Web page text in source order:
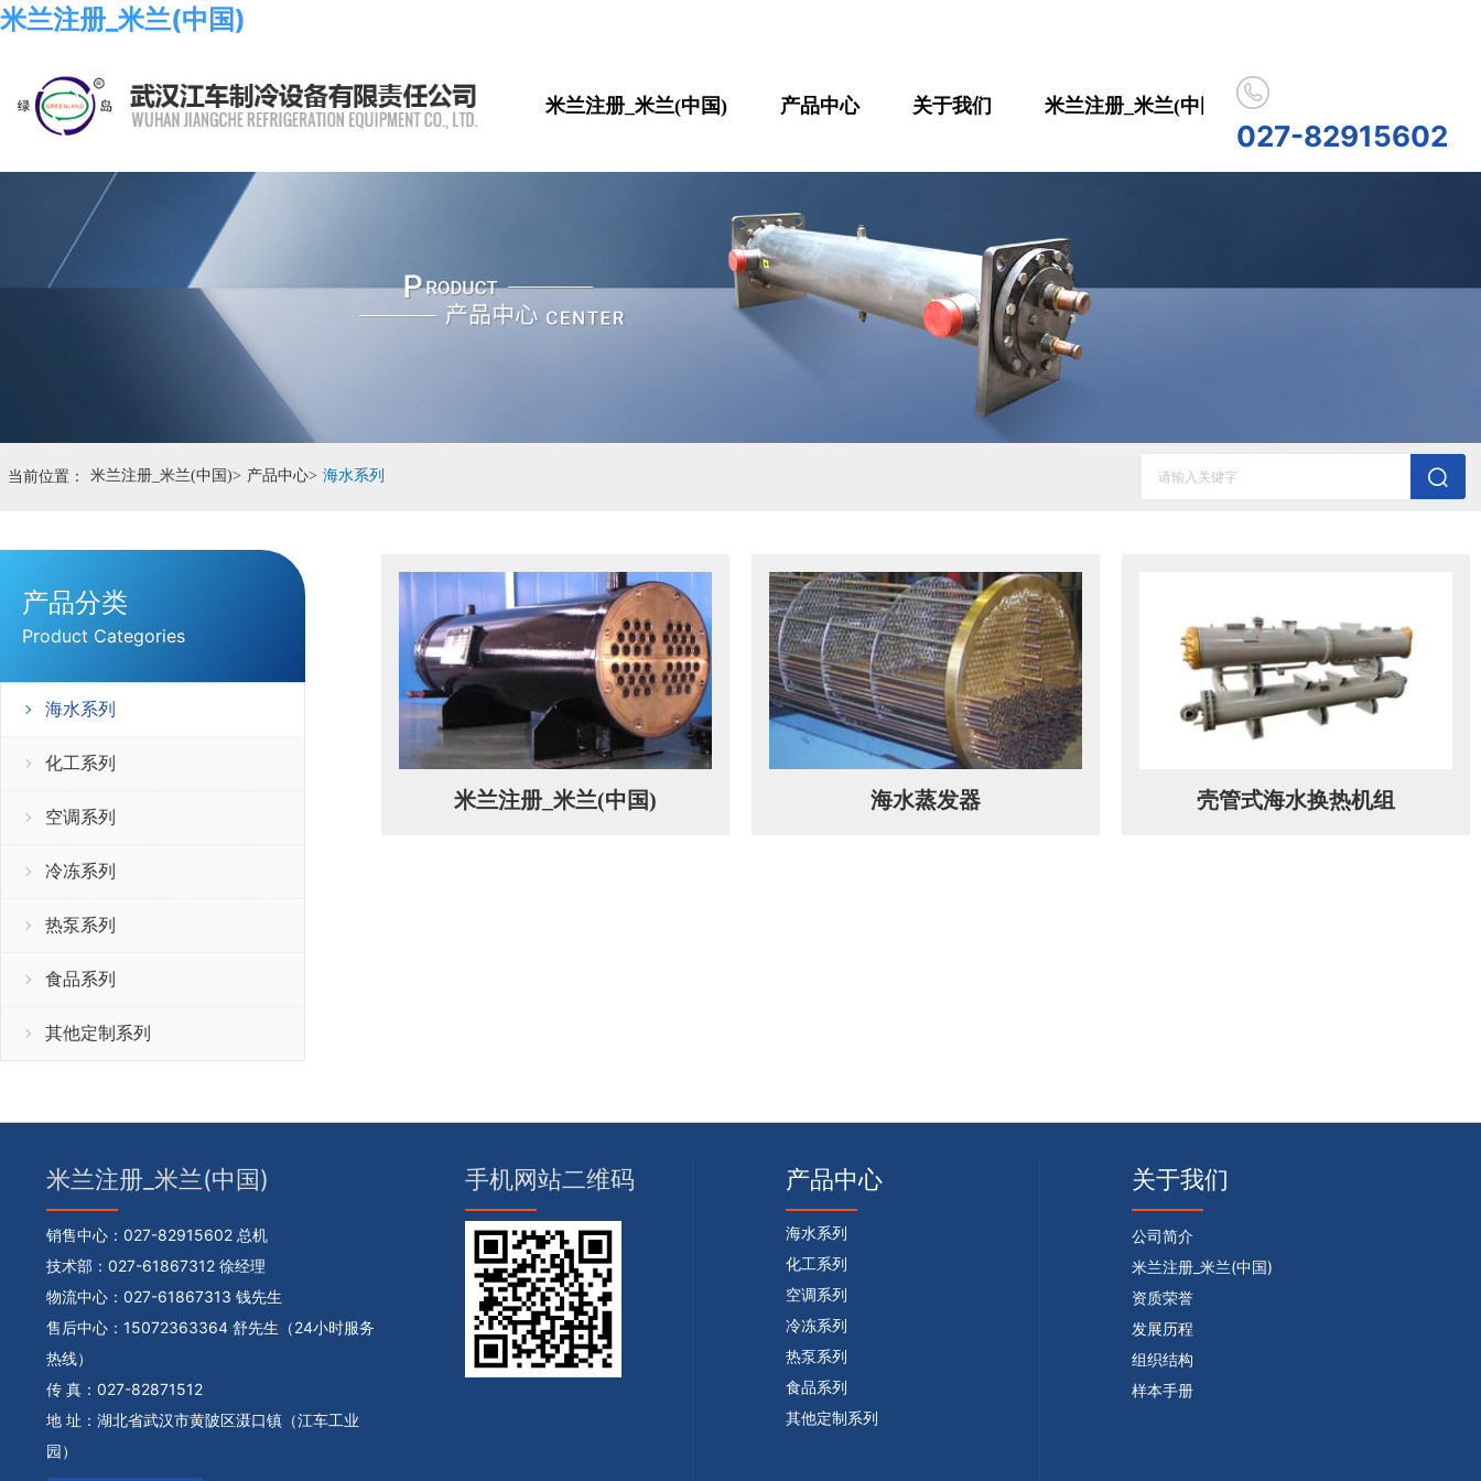
米兰注册_米兰(中国)
米兰注册_米兰(中国) 产品中心 关于我们 米兰注册_米兰(中国)
027-82915602
当前位置： 米兰注册_米兰(中国)> 产品中心> 海水系列 清空记录
产品分类
Product Categories
海水系列
化工系列
空调系列
冷冻系列
热泵系列
食品系列
其他定制系列
米兰注册_米兰(中国) 海水蒸发器 壳管式海水换热机组
米兰注册_米兰(中国)
销售中心： 027-82915602 总机
技术部： 027-61867312 徐经理
物流中心： 027-61867313 钱先生
售后中心： 15072363364 舒先生（24小时服务
热线）
传 真：027-82871512
地 址：湖北省武汉市黄陂区滠口镇（江车工业
园）
手机网站二维码 产品中心
海水系列
化工系列
空调系列
冷冻系列
热泵系列
食品系列
其他定制系列
关于我们
公司简介
米兰注册_米兰(中国)
资质荣誉
发展历程
组织结构
样本手册